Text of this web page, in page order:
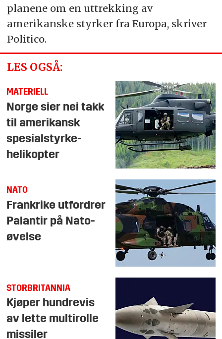
planene om en uttrekking av
amerikanske styrker fra Europa, skriver
Politico.
LES OGSÅ:
MATERIELL
Norge sier nei takk
til amerikansk
spesialstyrke-
helikopter
NATO
Frankrike utfordrer
Palantir på Nato-
øvelse
STORBRITANNIA
Kjøper hundrevis
av lette multirolle
missiler